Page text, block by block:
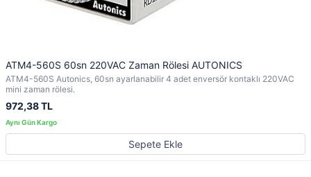
ATM4-560S 60sn 220VAC Zaman Rölesi AUTONICS
ATM4-560S Autonics, 60sn ayarlanabilir 4 adet enversör kontaklı 220VAC
mini zaman rölesi.
972,38 TL
Sepete Ekle